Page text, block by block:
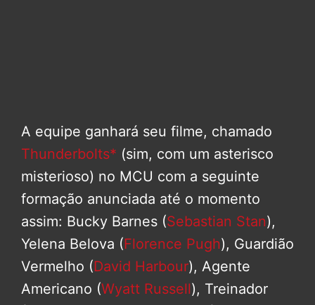
A equipe ganhará seu filme, chamado
Thunderbolts* (sim, com um asterisco
misterioso) no MCU com a seguinte
formação anunciada até o momento
assim: Bucky Barnes (Sebastian Stan),
Yelena Belova (Florence Pugh), Guardião
Vermelho (David Harbour), Agente
Americano (Wyatt Russell), Treinador